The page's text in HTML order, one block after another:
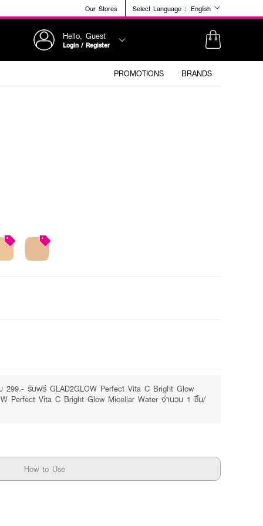
Our Stores Select Language : English
Hello, Guest
Login / Register
PROMOTIONS BRANDS
รับฟรี GLAD2GLOW Perfect Vita C Bright Glow
Perfect Vita C Bright Glow Micellar Water จำนวน 1 ชิ้น/
How to Use